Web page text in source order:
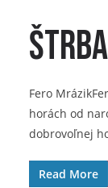
Štrba
Fero
horách od
dobrovoľnej
Read More